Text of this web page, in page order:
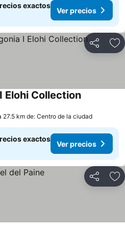
exactos
Ver precios
Compartir
Elohi Collection
27.5 km de: Centro de la ciudad
exactos
Ver precios
Compartir